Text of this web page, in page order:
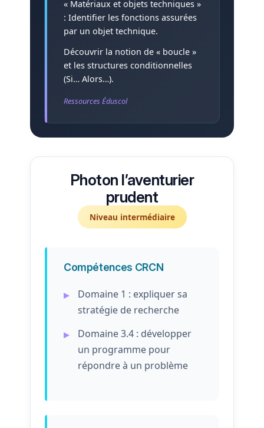
« Matériaux et objets techniques »
: Identifier les fonctions assurées
par un objet technique.
Découvrir la notion de « boucle »
et les structures conditionnelles
(Si… Alors…).
Ressources Éduscol
Photon l’aventurier
prudent
Niveau intermédiaire
Compétences CRCN
Domaine 1 : expliquer sa
stratégie de recherche
Domaine 3.4 : développer
un programme pour
répondre à un problème